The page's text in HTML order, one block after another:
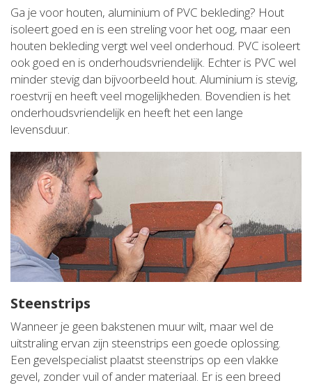
Ga je voor houten, aluminium of PVC bekleding? Hout
isoleert goed en is een streling voor het oog, maar een
houten bekleding vergt wel veel onderhoud. PVC isoleert
ook goed en is onderhoudsvriendelijk. Echter is PVC wel
minder stevig dan bijvoorbeeld hout. Aluminium is stevig,
roestvrij en heeft veel mogelijkheden. Bovendien is het
onderhoudsvriendelijk en heeft het een lange
levensduur.
Steenstrips
Wanneer je geen bakstenen muur wilt, maar wel de
uitstraling ervan zijn steenstrips een goede oplossing.
Een gevelspecialist plaatst steenstrips op een vlakke
gevel, zonder vuil of ander materiaal. Er is een breed